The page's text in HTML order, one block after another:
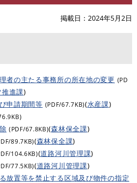
掲載日 2024年5月2日
者の主たる事務所の所在地の変更 (PD
進課)
申請期間等 (PDF/67.7KB)(水産課)
(PDF/67.8KB)(森林保全課)
89.7KB)(森林保全課)
104.6KB)(道路河川管理課)
77.5KB)(道路河川管理課)
放置等を禁止する区域及び物件の指定